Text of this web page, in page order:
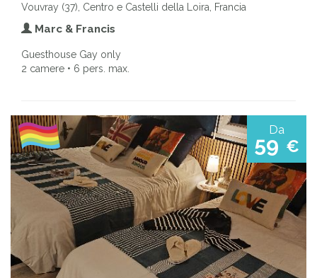
Vouvray (37), Centro e Castelli della Loira, Francia
Marc & Francis
Guesthouse Gay only
2 camere • 6 pers. max.
Da
59 €